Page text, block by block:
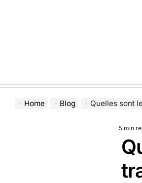
Home Blog Quelles sont
read
time
5 min